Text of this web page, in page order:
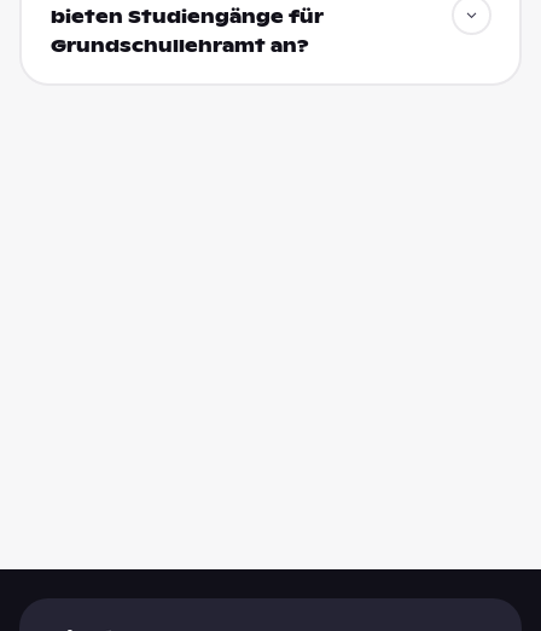
bieten Studiengänge für
Grundschullehramt an?